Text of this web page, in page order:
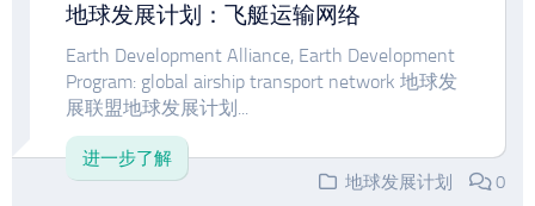
地球发展计划：飞艇运输网络
Earth Development Alliance, Earth Development
Program: global airship transport network 地球发
展联盟地球发展计划...
进一步了解
地球发展计划
0